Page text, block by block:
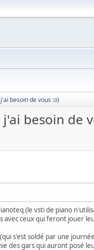
besoin de vous :o)
besoin de
(le vsti de piano
ceux qui feront jouer
s'est soldé par une
des gars qui auront posé